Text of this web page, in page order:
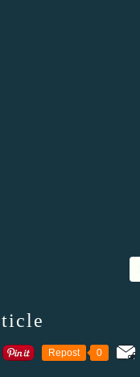
Repost 0